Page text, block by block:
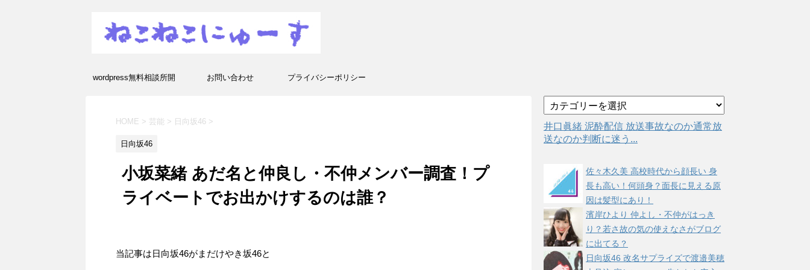
wordpress無料相談所開
ます！
お問い合わせ プライバシーポリシー
HOME > 芸能 > 日向坂46 >
日向坂46
小坂菜緒 あだ名と仲良し・不仲メンバー調査！プ
ライベートでお出かけするのは誰？
当記事は日向坂46がまだけやき坂46と
テ
ゴ
リ
井口眞緒 泥酔配信 放送事故なのか通常放
送なのか判断に迷う...
佐々木久美 高校時代から顔長い 身
長も高い！何頭身？面長に見える原
因は髪型にあり！
濱岸ひより 仲よし・不仲がはっき
り？若さ故の気の使えなさがブログ
に出てる？
日向坂46 改名サプライズで渡邉美穂